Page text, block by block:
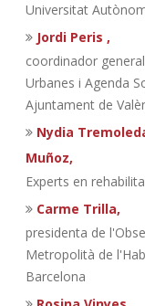
Universitat
Jordi Peris ,
coordinador
Urbanes i Agenda
Ajuntament de
Nydia
Muñoz,
Experts en
Carme Trilla,
presidenta de
Metropolità de
Barcelona